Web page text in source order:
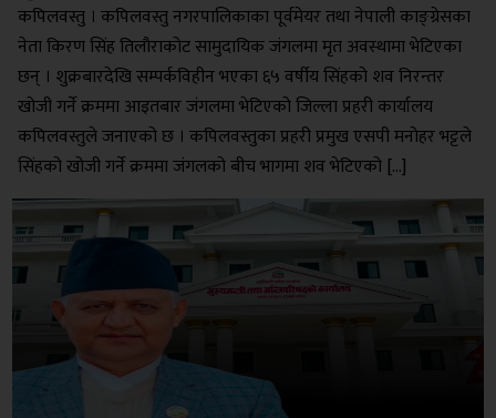
कपिलवस्तु । कपिलवस्तु नगरपालिकाका पूर्वमेयर तथा नेपाली काङ्ग्रेसका
नेता किरण सिंह तिलौराकोट सामुदायिक जंगलमा मृत अवस्थामा भेटिएका
छन् । शुक्रबारदेखि सम्पर्कविहीन भएका ६५ वर्षीय सिंहको शव निरन्तर
खोजी गर्ने क्रममा आइतबार जंगलमा भेटिएको जिल्ला प्रहरी कार्यालय
कपिलवस्तुले जनाएको छ । कपिलवस्तुका प्रहरी प्रमुख एसपी मनोहर भट्टले
सिंहको खोजी गर्ने क्रममा जंगलको बीच भागमा शव भेटिएको […]